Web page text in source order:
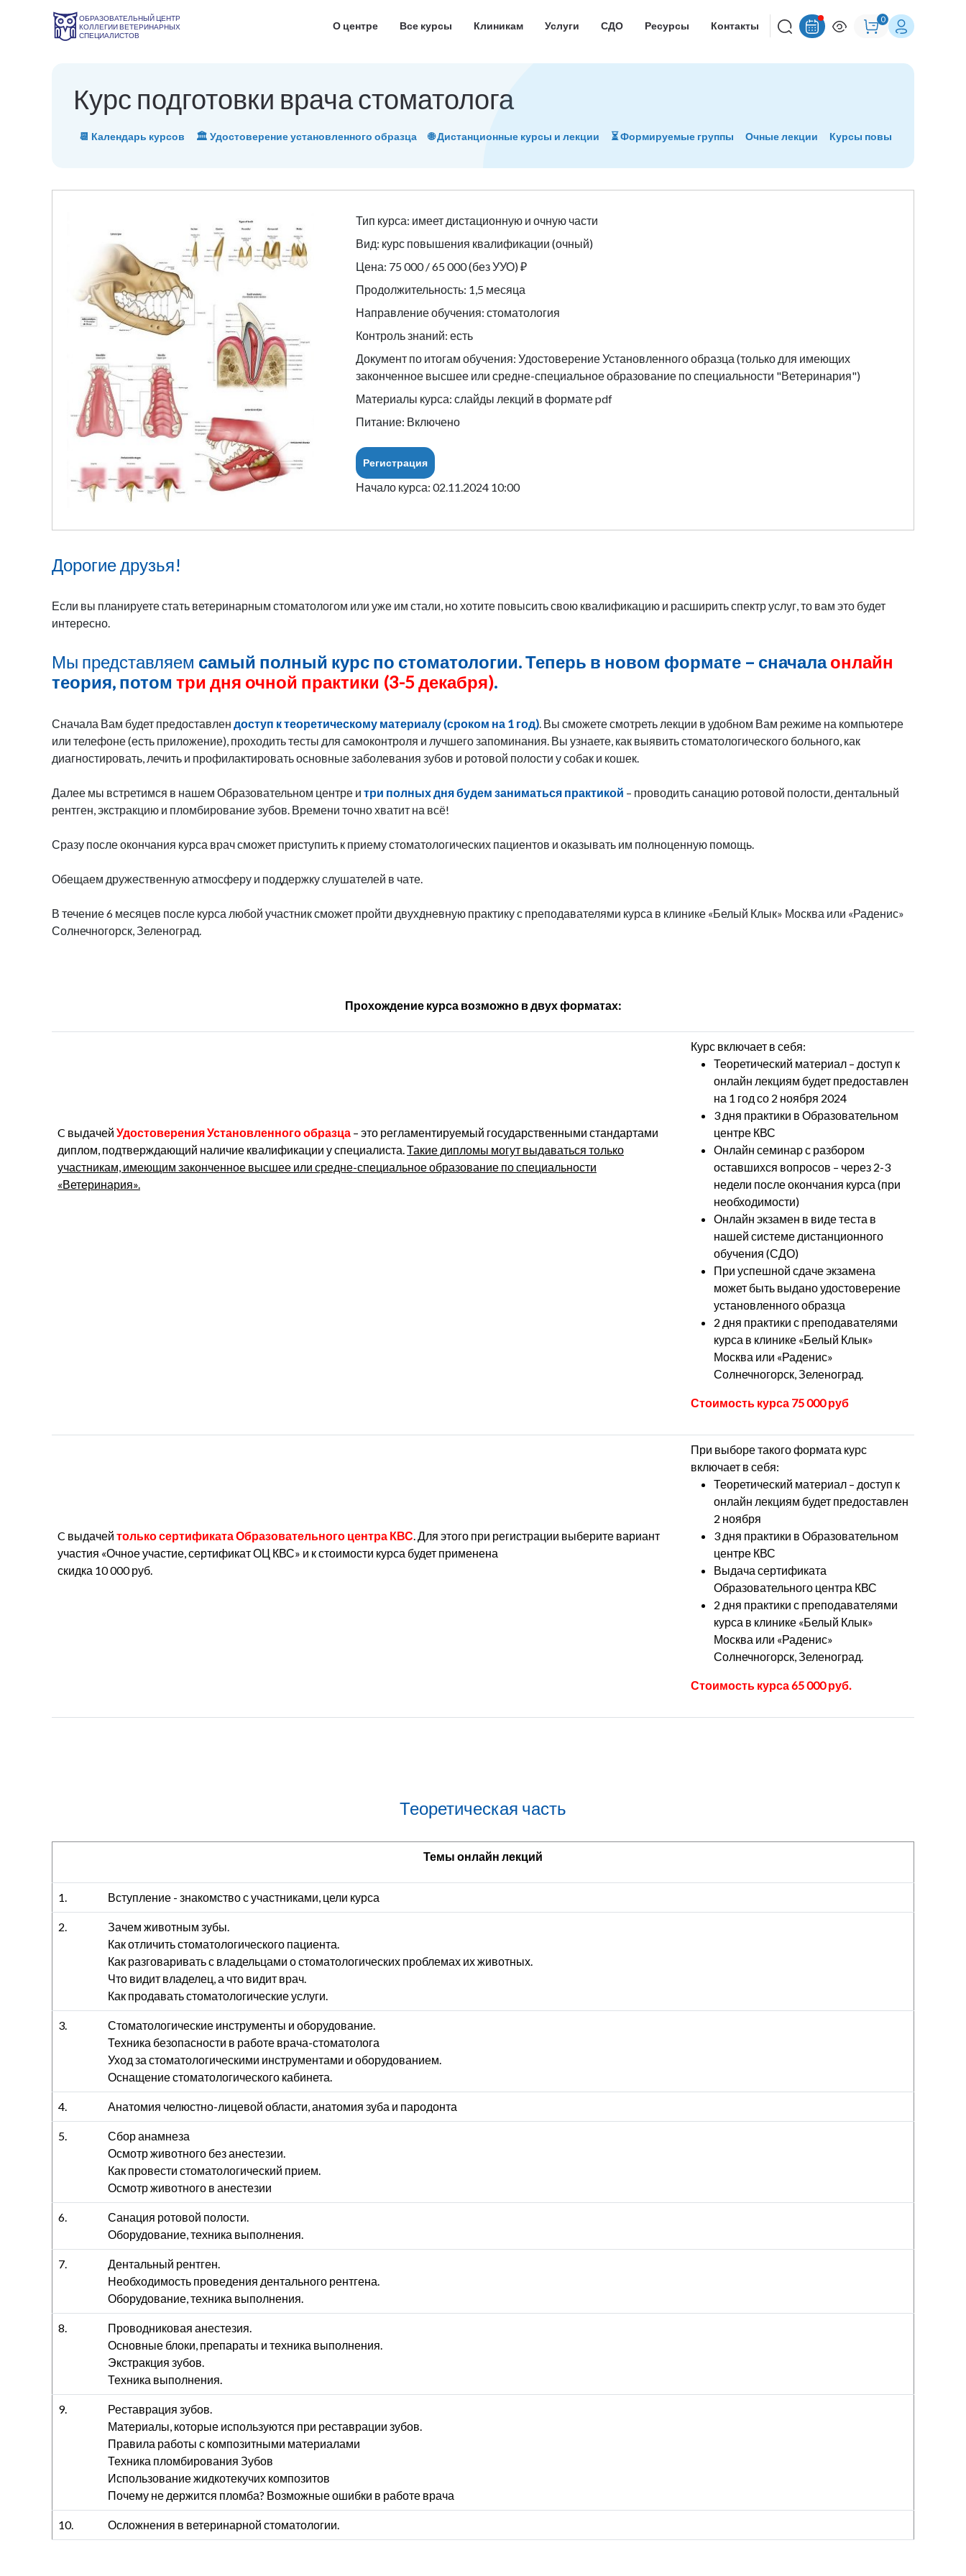
ОБРАЗОВАТЕЛЬНЫЙ ЦЕНТР
КОЛЛЕГИИ ВЕТЕРИНАРНЫХ
СПЕЦИАЛИСТОВ
О центре Все курсы Клиникам Услуги СДО Ресурсы Контакты
0
Курс подготовки врача стоматолога
📆 Календарь курсов 🏛 Удостоверение установленного образца 🌐 Дистанционные курсы и лекции ⏳ Формируемые группы Очные лекции Курсы повышения
Тип курса: имеет дистационную и очную части
Вид: курс повышения квалификации (очный)
Цена: 75 000 / 65 000 (без УУО) ₽
Продолжительность: 1,5 месяца
Направление обучения: стоматология
Контроль знаний: есть
Документ по итогам обучения: Удостоверение Установленного образца (только для имеющих
законченное высшее или средне-специальное образование по специальности "Ветеринария")
Материалы курса: слайды лекций в формате pdf
Питание: Включено
Регистрация
Начало курса: 02.11.2024 10:00
Дорогие друзья!
Если вы планируете стать ветеринарным стоматологом или уже им стали, но хотите повысить свою квалификацию и расширить спектр услуг, то вам это будет
интересно.
Мы представляем самый полный курс по стоматологии. Теперь в новом формате – сначалаонлайн
теория, потом три дня очной практики (3-5 декабря).
Сначала Вам будет предоставлен доступ к теоретическому материалу (сроком на 1 год). Вы сможете смотреть лекции в удобном Вам режиме на компьютере
или телефоне (есть приложение), проходить тесты для самоконтроля и лучшего запоминания. Вы узнаете, как выявить стоматологического больного, как
диагностировать, лечить и профилактировать основные заболевания зубов и ротовой полости у собак и кошек.
Далее мы встретимся в нашем Образовательном центре и три полных дня будем заниматься практикой – проводить санацию ротовой полости, дентальный
рентген, экстракцию и пломбирование зубов. Времени точно хватит на всё!
Сразу после окончания курса врач сможет приступить к приему стоматологических пациентов и оказывать им полноценную помощь.
Обещаем дружественную атмосферу и поддержку слушателей в чате.
В течение 6 месяцев после курса любой участник сможет пройти двухдневную практику с преподавателями курса в клинике «Белый Клык» Москва или «Раденис»
Солнечногорск, Зеленоград.
Прохождение курса возможно в двух форматах:
C выдачей Удостоверения Установленного образца – это регламентируемый государственными стандартами
диплом, подтверждающий наличие квалификации у специалиста.Такие дипломы могут выдаваться только
участникам, имеющим законченное высшее или средне-специальное образование по специальности
«Ветеринария».
Курс включает в себя:
Теоретический материал – доступ к
онлайн лекциям будет предоставлен
на 1 год со 2 ноября 2024
3 дня практики в Образовательном
центре КВС
Онлайн семинар с разбором
оставшихся вопросов – через 2-3
недели после окончания курса (при
необходимости)
Онлайн экзамен в виде теста в
нашей системе дистанционного
обучения (СДО)
При успешной сдаче экзамена
может быть выдано удостоверение
установленного образца
2 дня практики с преподавателями
курса в клинике «Белый Клык»
Москва или «Раденис»
Солнечногорск, Зеленоград.
Стоимость курса 75 000 руб
C выдачей только сертификата Образовательного центра КВС. Для этого при регистрации выберите вариант
участия «Очное участие, сертификат ОЦ КВС» и к стоимости курса будет применена
скидка 10 000 руб.
При выборе такого формата курс
включает в себя:
Теоретический материал – доступ к
онлайн лекциям будет предоставлен
2 ноября
3 дня практики в Образовательном
центре КВС
Выдача сертификата
Образовательного центра КВС
2 дня практики с преподавателями
курса в клинике «Белый Клык»
Москва или «Раденис»
Солнечногорск, Зеленоград.
Стоимость курса 65 000 руб.
Теоретическая часть
Темы онлайн лекций
1. Вступление - знакомство с участниками, цели курса
2.
Зачем животным зубы.
Как отличить стоматологического пациента.
Как разговаривать с владельцами о стоматологических проблемах их животных.
Что видит владелец, а что видит врач.
Как продавать стоматологические услуги.
3.
Стоматологические инструменты и оборудование.
Техника безопасности в работе врача-стоматолога
Уход за стоматологическими инструментами и оборудованием.
Оснащение стоматологического кабинета.
4. Анатомия челюстно-лицевой области, анатомия зуба и пародонта
5.
Сбор анамнеза
Осмотр животного без анестезии.
Как провести стоматологический прием.
Осмотр животного в анестезии
6.
Санация ротовой полости.
Оборудование, техника выполнения.
7.
Дентальный рентген.
Необходимость проведения дентального рентгена.
Оборудование, техника выполнения.
8.
Проводниковая анестезия.
Основные блоки, препараты и техника выполнения.
Экстракция зубов.
Техника выполнения.
9.
Реставрация зубов.
Материалы, которые используются при реставрации зубов.
Правила работы с композитными материалами
Техника пломбирования Зубов
Использование жидкотекучих композитов
Почему не держится пломба? Возможные ошибки в работе врача
10. Осложнения в ветеринарной стоматологии.